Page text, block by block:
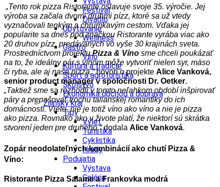
Festival
Divadlo
Ubytovanie
Wellness
Gastro
Víno
Kultúra a tradície
Šport a agroturistika
Školstvo
Ekonomika obchod a doprava
Žilinský kraj
Tipy
Výlet
Turistika
Cyklistika
Hrady
Podujatia
Výstava
Galéria
„Tento rok pizza Ristorante oslavuje svoje 35. výročie. Jej
výroba sa začala dvomi druhmi pízz, ktoré sa už vtedy
vyznačovali tenkým a chrumkavým cestom. Vďaka jej
popularite sa dnes pod značkou Ristorante vyrába viac ako
20 druhov pízz, predávaných vo vyše 30 krajinách sveta.
Prostredníctvom projektuPizza & Víno sme chceli poukázať
na to, že ideálny pár s vínom môže vytvoriť nielen syr, mäso
či ryba, ale aj naša pizza,“hovorí o projekte Alice Vanková,
senior product manager v spoločnosti Dr. Oetker.
„Taktiež sme sa rozhodli v tomto neľahkom období inšpirovať
páry a prepašovať trochu talianskej romantiky do ich
domácností. Viete, nie je totiž víno ako víno a nie je pizza
ako pizza. Rovnako ako v živote platí, že niektorí sú skrátka
stvorení jeden pre druhého,“dodala Alice Vanková.
Zopár neodolateľných kombinácií ako chutí Pizza &
Víno:
Ristorante Pizza Salame a Frankovka modrá